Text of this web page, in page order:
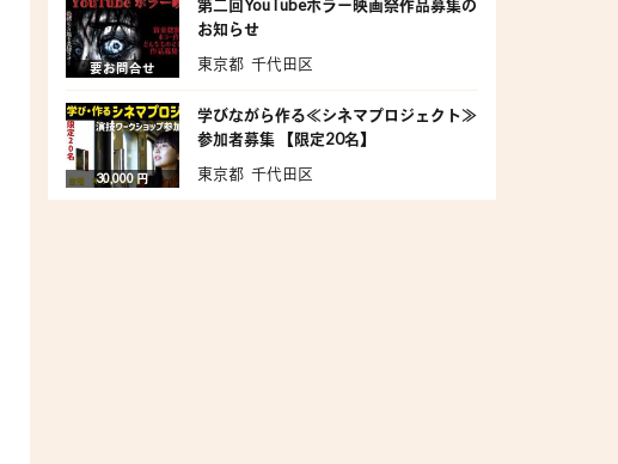
要お問合せ
第二回YouTubeホラー映画祭作品募集の
お知らせ
東京都 千代田区
30,000 円
学びながら作る≪シネマプロジェクト≫
参加者募集 【限定20名】
東京都 千代田区